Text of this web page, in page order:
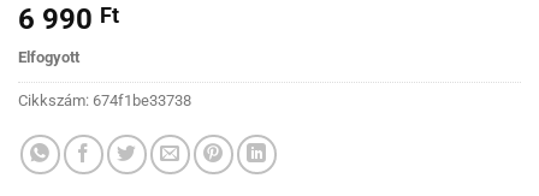
6 990 Ft
Elfogyott
Cikkszám: 674f1be33738